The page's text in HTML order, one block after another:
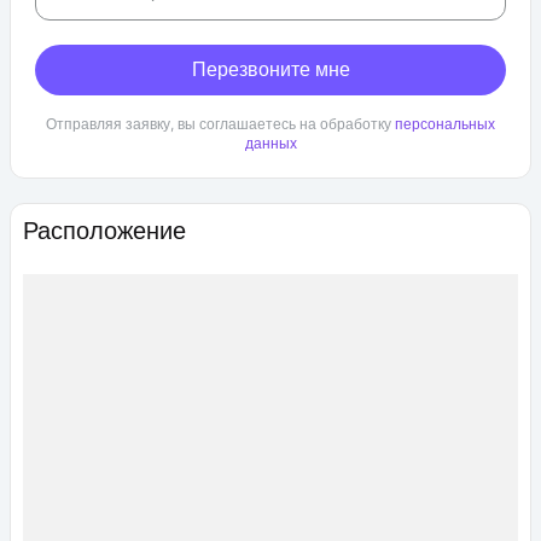
Расположение
Перезвоните мне
Отправляя заявку, вы соглашаетесь на обработку персональных
данных